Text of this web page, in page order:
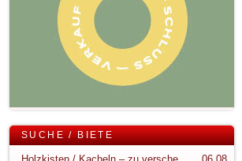
SUCHE / BIETE